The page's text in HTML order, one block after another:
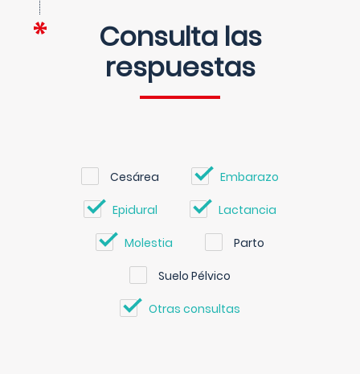
Consulta las
respuestas
Cesárea Embarazo
Epidural Lactancia
Molestia Parto
Suelo Pélvico
Otras consultas